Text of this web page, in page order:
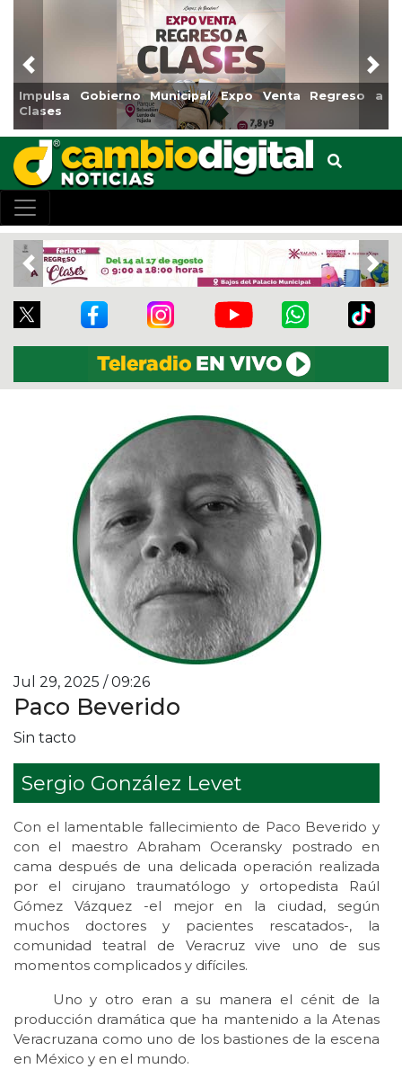
Impulsa Gobierno Municipal Expo Venta Regreso a
Clases
Previous
Previous
Jul 29, 2025 / 09:26
Paco Beverido
Sin tacto
Sergio González Levet
Con el lamentable fallecimiento de Paco Beverido y
con el maestro Abraham Oceransky postrado en
cama después de una delicada operación realizada
por el cirujano traumatólogo y ortopedista Raúl
Gómez Vázquez -el mejor en la ciudad, según
muchos doctores y pacientes rescatados-, la
comunidad teatral de Veracruz vive uno de sus
momentos complicados y difíciles.
Uno y otro eran a su manera el cénit de la
producción dramática que ha mantenido a la Atenas
Veracruzana como uno de los bastiones de la escena
en México y en el mundo.